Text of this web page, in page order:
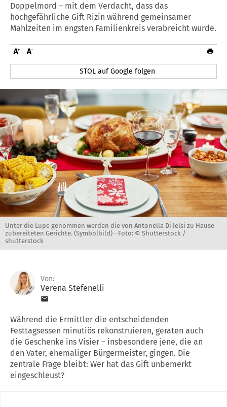
Doppelmord – mit dem Verdacht, dass das
hochgefährliche Gift Rizin während gemeinsamer
Mahlzeiten im engsten Familienkreis verabreicht wurde.
STOL auf Google folgen
Unter die Lupe genommen werden die von Antonella Di Ielsi zu Hause
zubereiteten Gerichte. (Symbolbild) - Foto: © Shutterstock /
shutterstock
Von:
Verena Stefenelli
Während die Ermittler die entscheidenden
Festtagsessen minutiös rekonstruieren, geraten auch
die Geschenke ins Visier – insbesondere jene, die an
den Vater, ehemaliger Bürgermeister, gingen. Die
zentrale Frage bleibt: Wer hat das Gift unbemerkt
eingeschleust?